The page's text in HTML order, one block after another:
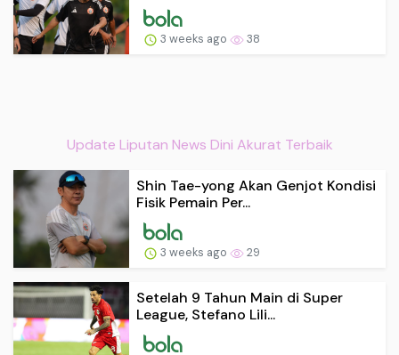
3 weeks ago 38
Update Liputan News Dini Akurat Terbaik
Shin Tae-yong Akan Genjot Kondisi
Fisik Pemain Per...
3 weeks ago 29
Setelah 9 Tahun Main di Super
League, Stefano Lili...